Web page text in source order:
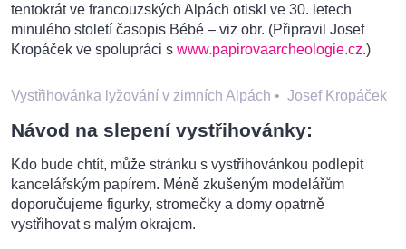
tentokrát ve francouzských Alpách otiskl ve 30. letech
minulého století časopis Bébé – viz obr. (Připravil Josef
Kropáček ve spolupráci s www.papirovaarcheologie.cz.)
Vystřihovánka lyžování v zimních Alpách • Josef Kropáček
Návod na slepení vystřihovánky:
Kdo bude chtít, může stránku s vystřihovánkou podlepit
kancelářským papírem. Méně zkušeným modelářům
doporučujeme figurky, stromečky a domy opatrně
vystřihovat s malým okrajem.